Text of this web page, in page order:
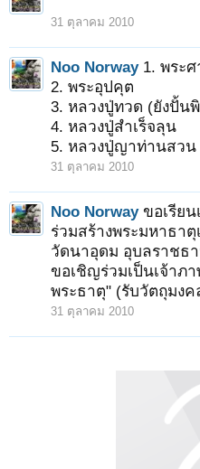
31 ตุลาคม 2010
Noo Norway 1. พระ
2. พระอุปคุต
3. หลวงปู่ทวด (ยังปั้น
4. หลวงปู่สำเร็จลุน
5. หลวงปู่ญาท่านสวน
31 ตุลาคม 2010
Noo Norway ขอเรีย
ร่วมสร้างพระมหาธา
วัดนาอุดม อุบลราชธ
ขอเชิญร่วมเป็นเจ้าภ
พระธาตุ" (รับวัตถุมง
31 ตุลาคม 2010